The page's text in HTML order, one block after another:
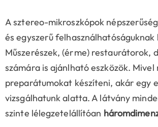
A sztereo-mikroszkópok
és egyszerű felhasználhatóságuknak
Műszerészek, (érme) restaurátorok,
számára is ajánlható eszközök. Mivel
preparátumokat készíteni, akár egy
vizsgálhatunk alatta. A látvány
szinte lélegzetelállítóan